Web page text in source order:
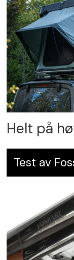
Helt på
Test av